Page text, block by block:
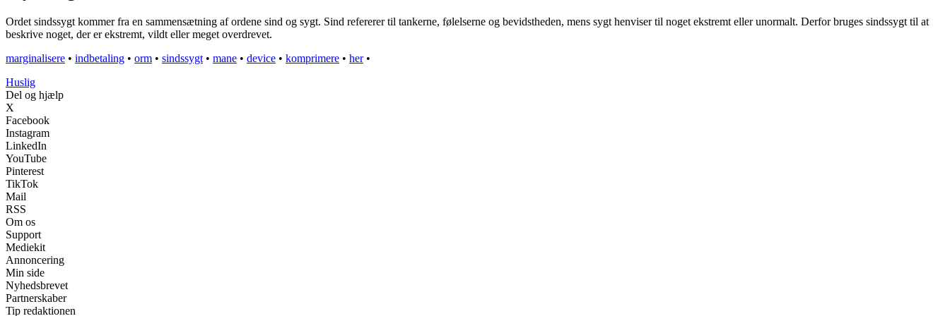
Ordet sindssygt kommer fra en sammensætning af ordene sind og sygt. Sind refererer til tankerne, følelserne og bevidstheden, mens sygt henviser til noget ekstremt eller unormalt. Derfor bruges sindssygt til at
beskrive noget, der er ekstremt, vildt eller meget overdrevet.
marginalisere • indbetaling • orm • sindssygt • mane • device • komprimere • her•
Huslig
Del og hjælp
X
Facebook
Instagram
LinkedIn
YouTube
Pinterest
TikTok
Mail
RSS
Om os
Support
Mediekit
Annoncering
Min side
Nyhedsbrevet
Partnerskaber
Tip redaktionen